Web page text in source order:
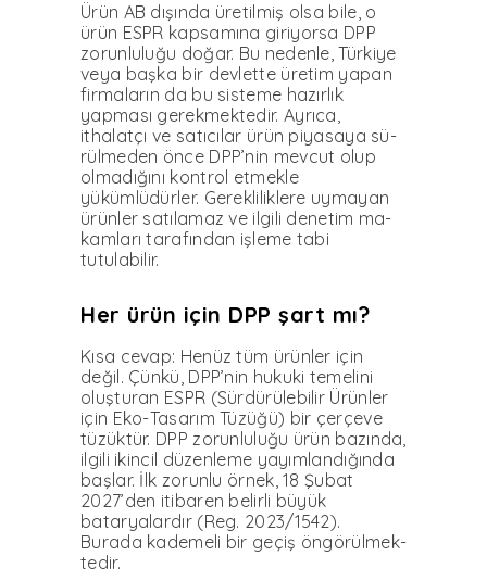
Ürün AB dışında üretilmiş olsa bile, o
ürün ESPR kapsa­mına giriyorsa DPP
zorunlu­luğu doğar. Bu nedenle, Tür­kiye
veya başka bir devlette üretim yapan
firmaların da bu sisteme hazırlık
yapması ge­rekmektedir. Ayrıca,
ithalatçı ve satıcılar ürün piyasaya sü­
rülmeden önce DPP’nin mev­cut olup
olmadığını kontrol etmekle
yükümlüdürler. Ge­rekliliklere uymayan
ürünler satılamaz ve ilgili denetim ma­
kamları tarafından işleme tabi
tutulabilir.
Her ürün için DPP şart mı?
Kısa cevap: Henüz tüm ürün­ler için
değil. Çünkü, DPP’nin hukuki temelini
oluşturan ESPR (Sürdürülebilir Ürün­ler
için Eko-Tasarım Tüzüğü) bir çerçeve
tüzüktür. DPP zo­runluluğu ürün bazında,
ilgili ikincil düzenleme yayımlan­dığında
başlar. İlk zorunlu ör­nek, 18 Şubat
2027’den itiba­ren belirli büyük
bataryalardır (Reg. 2023/1542).
Burada ka­demeli bir geçiş öngörülmek­
tedir.